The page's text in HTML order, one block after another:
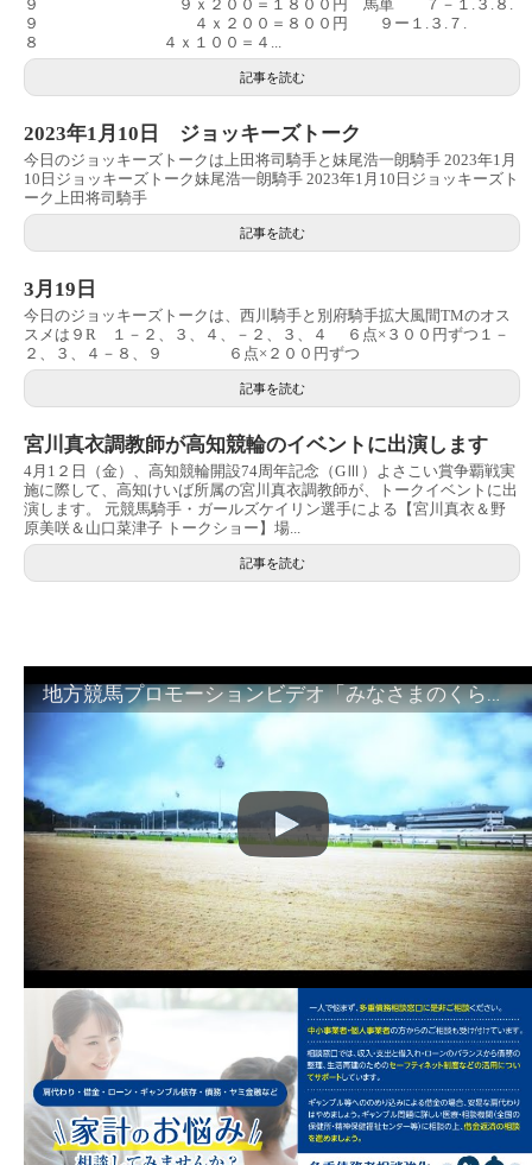
９ ９ｘ２００＝１８００円 馬単 ７－１.３.８.
９ ４ｘ２００＝８００円 ９ー１.３.７.
８ ４ｘ１００＝４...
記事を読む
2023年1月10日 ジョッキーズトーク
今日のジョッキーズトークは上田将司騎手と妹尾浩一朗騎手 2023年1月
10日ジョッキーズトーク妹尾浩一朗騎手 2023年1月10日ジョッキーズト
ーク上田将司騎手
記事を読む
3月19日
今日のジョッキーズトークは、西川騎手と別府騎手拡大風間TMのオス
スメは９R １－２、３、４、－２、３、４ ６点×３００円ずつ１－
２、３、４－８、９ ６点×２００円ずつ
記事を読む
宮川真衣調教師が高知競輪のイベントに出演します
4月1２日（金）、高知競輪開設74周年記念（GⅢ）よさこい賞争覇戦実
施に際して、高知けいば所属の宮川真衣調教師が、トークイベントに出
演します。 元競馬騎手・ガールズケイリン選手による【宮川真衣＆野
原美咲＆山口菜津子 トークショー】場...
記事を読む
地方競馬プロモーションビデオ「みなさまのくらしのために」30秒篇｜NAR公式